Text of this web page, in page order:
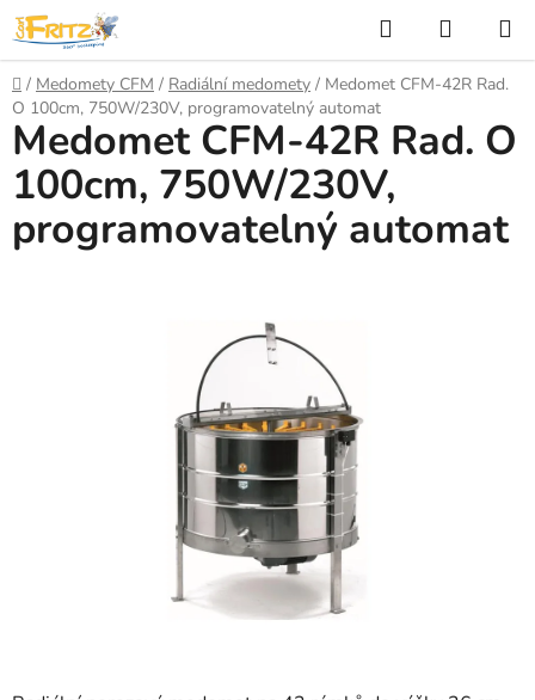
Přejít
na
obsah
Hledat
KOŠÍK
Domů
/ Medomety CFM / Radiální medomety / Medomet CFM-42R Rad.
O 100cm, 750W/230V, programovatelný automat
Medomet CFM-42R Rad. O
100cm, 750W/230V,
programovatelný automat